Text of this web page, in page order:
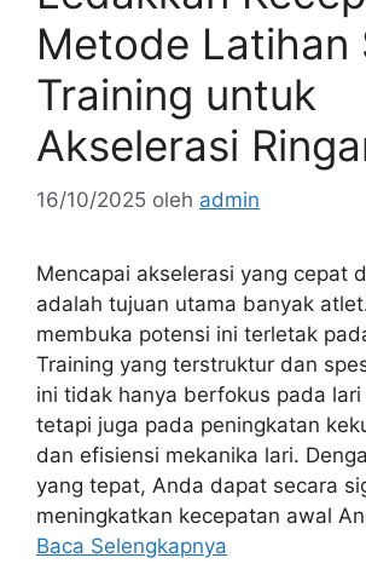
Metode Latihan
Training untuk
Akselerasi
16/10/2025 oleh admin
Mencapai akselerasi yang cepat
adalah tujuan utama banyak
membuka potensi ini terletak
Training yang terstruktur dan
ini tidak hanya berfokus pada lari
tetapi juga pada peningkatan
dan efisiensi mekanika lari.
yang tepat, Anda dapat secara
meningkatkan kecepatan awal
Baca Selengkapnya